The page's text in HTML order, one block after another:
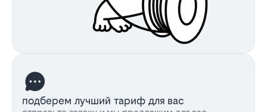
подберем лучший тариф для вас